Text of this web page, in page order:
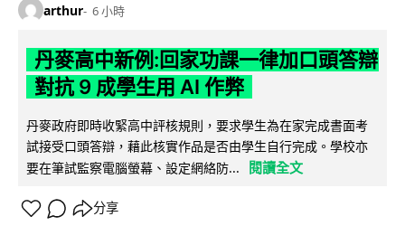
arthur 6 小時
丹麥高中新例:回家功課一律加口頭答辯
對抗 9 成學生用 AI 作弊
丹麥政府即時收緊高中評核規則，要求學生為在家完成書面考
試接受口頭答辯，藉此核實作品是否由學生自行完成。學校亦
要在筆試監察電腦螢幕、設定網絡防...
閱讀全文
分享